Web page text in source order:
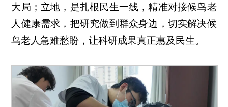
大局；立地，是扎根民生一线，精准对接候鸟老
人健康需求，把研究做到群众身边，切实解决候
鸟老人急难愁盼，让科研成果真正惠及民生。